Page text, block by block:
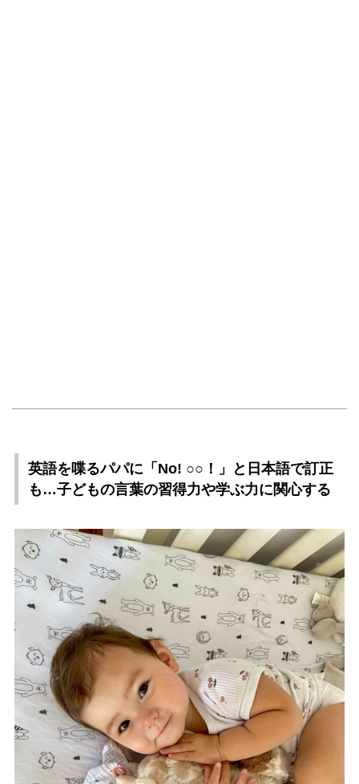
英語を喋るパパに「No! ○○！」と日本語で訂正
も…子どもの言葉の習得力や学ぶ力に関心する